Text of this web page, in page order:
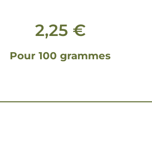
2,25 €
Pour 100 grammes